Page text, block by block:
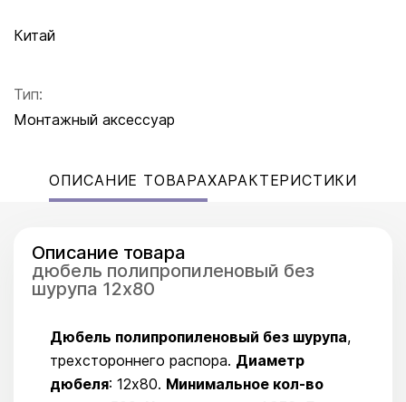
Китай
Тип:
Монтажный аксессуар
ОПИСАНИЕ ТОВАРАХАРАКТЕРИСТИКИ
Описание товара
дюбель полипропиленовый без
шурупа 12x80
Дюбель полипропиленовый без шурупа,
трехстороннего распора. Диаметр
дюбеля: 12x80. Минимальное кол-во